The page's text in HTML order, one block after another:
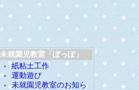
未就園児教室「ぽっぽ」
紙粘土工作
運動遊び
未就園児教室のお知ら